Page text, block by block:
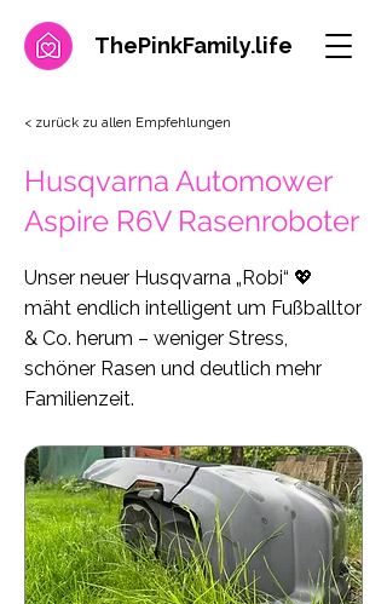
ThePinkFamily.life
< zurück zu allen Empfehlungen
Husqvarna Automower
Aspire R6V Rasenroboter
Unser neuer Husqvarna „Robi“ 💖
mäht endlich intelligent um Fußballtor
& Co. herum – weniger Stress,
schöner Rasen und deutlich mehr
Familienzeit.